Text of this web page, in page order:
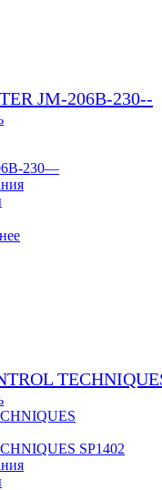
JM-206B-230--
230—
SP1402